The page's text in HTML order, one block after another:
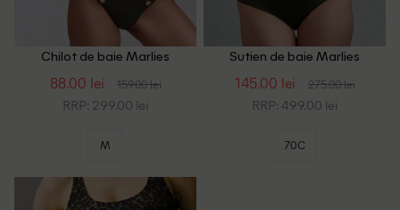
Chilot de baie Marlies
88.00 lei 159.00 lei
RRP: 299.00 lei
M
Sutien de baie Marlies
145.00 lei 275.00 lei
RRP: 499.00 lei
70C